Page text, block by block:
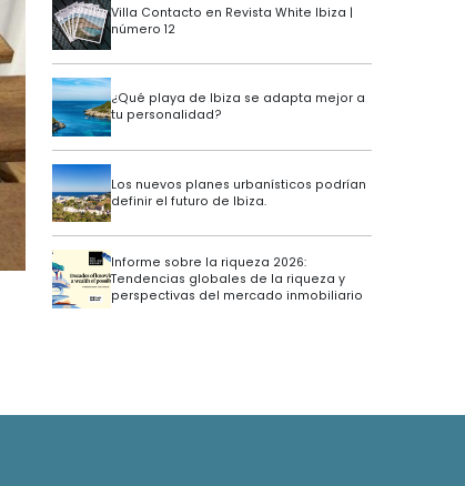
Villa Contacto en Revista White Ibiza |
número 12
¿Qué playa de Ibiza se adapta mejor a
tu personalidad?
Los nuevos planes urbanísticos podrían
definir el futuro de Ibiza.
Informe sobre la riqueza 2026:
Tendencias globales de la riqueza y
perspectivas del mercado inmobiliario